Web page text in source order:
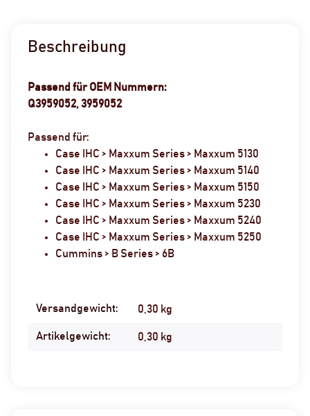
Beschreibung
Passend für OEM Nummern:
Q3959052, 3959052
Passend für:
Case IHC > Maxxum Series > Maxxum 5130
Case IHC > Maxxum Series > Maxxum 5140
Case IHC > Maxxum Series > Maxxum 5150
Case IHC > Maxxum Series > Maxxum 5230
Case IHC > Maxxum Series > Maxxum 5240
Case IHC > Maxxum Series > Maxxum 5250
Cummins > B Series > 6B
Produkteigenschaft
Wert
Versandgewicht: 0,30 kg
Artikelgewicht: 0,30 kg